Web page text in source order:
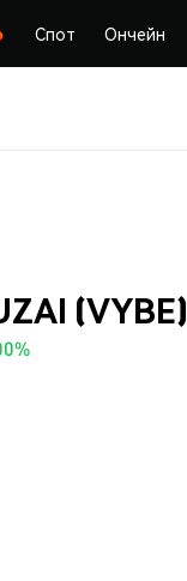
Спот Ончейн
(VYBE)